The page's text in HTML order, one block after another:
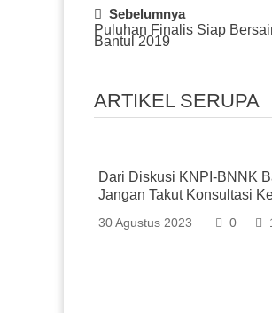
Post
Navigation
Sebelumnya
Puluhan Finalis Siap
Bantul 2019
ARTIKEL SERUPA
Dari Diskusi KNPI-BNNK
Jangan Takut Konsultasi
30 Agustus 2023 0